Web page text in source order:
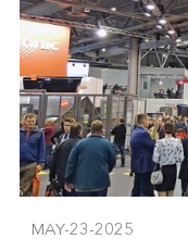
MAY-23-2025